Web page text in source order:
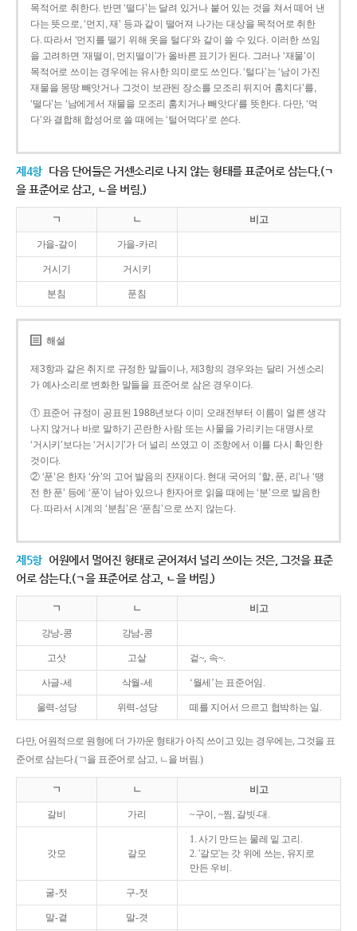
목적어로 취한다. 반면 ‘떨다’는 달려 있거나 붙어 있는 것을 쳐서 떼어 낸
다는 뜻으로, ‘먼지, 재’ 등과 같이 떨어져 나가는 대상을 목적어로 취한
다. 따라서 ‘먼지를 떨기 위해 옷을 털다’와 같이 쓸 수 있다. 이러한 쓰임
을 고려하면 ‘재떨이, 먼지떨이’가 올바른 표기가 된다. 그러나 ‘재물’이
목적어로 쓰이는 경우에는 유사한 의미로도 쓰인다. ‘털다’는 ‘남이 가진
재물을 몽땅 빼앗거나 그것이 보관된 장소를 모조리 뒤지어 훔치다’를,
‘떨다’는 ‘남에게서 재물을 모조리 훔치거나 빼앗다’를 뜻한다. 다만, ‘먹
다’와 결합해 합성어로 쓸 때에는 ‘털어먹다’로 쓴다.
제4항 다음 단어들은 거센소리로 나지 않는 형태를 표준어로 삼는다.(ㄱ
을 표준어로 삼고, ㄴ을 버림.)
ㄱ ㄴ 비고
가을-갈이 가을-카리
거시기 거시키
분침 푼침
해설
제3항과 같은 취지로 규정한 말들이나, 제3항의 경우와는 달리 거센소리
가 예사소리로 변화한 말들을 표준어로 삼은 경우이다.
① 표준어 규정이 공표된 1988년보다 이미 오래전부터 이름이 얼른 생각
나지 않거나 바로 말하기 곤란한 사람 또는 사물을 가리키는 대명사로
‘거시키’보다는 ‘거시기’가 더 널리 쓰였고 이 조항에서 이를 다시 확인한
것이다.
② ‘푼’은 한자 ‘分’의 고어 발음의 잔재이다. 현대 국어의 ‘할, 푼, 리’나 ‘땡
전 한 푼’ 등에 ‘푼’이 남아 있으나 한자어로 읽을 때에는 ‘분’으로 발음한
다. 따라서 시계의 ‘분침’은 ‘푼침’으로 쓰지 않는다.
제5항 어원에서 멀어진 형태로 굳어져서 널리 쓰이는 것은, 그것을 표준
어로 삼는다.(ㄱ을 표준어로 삼고, ㄴ을 버림.)
ㄱ ㄴ 비고
강낭-콩 강남-콩
고삿 고샅 겉~, 속~.
사글-세 삭월-세 ‘월세’는 표준어임.
울력-성당 위력-성당 떼를 지어서 으르고 협박하는 일.
다만, 어원적으로 원형에 더 가까운 형태가 아직 쓰이고 있는 경우에는, 그것을 표
준어로 삼는다.(ㄱ을 표준어로 삼고, ㄴ을 버림.)
ㄱ ㄴ 비고
갈비 가리 ~구이, ~찜, 갈빗-대.
갓모 갈모
1. 사기 만드는 물레 밑 고리.
2. '갈모'는 갓 위에 쓰는, 유지로
만든 우비.
굴-젓 구-젓
말-곁 말-겻